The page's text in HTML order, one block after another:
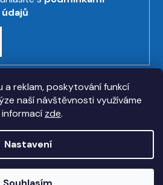
a reklam, poskytování funkcí
naší návštěvnosti využíváme
zde.
Nastavení
Shoptet